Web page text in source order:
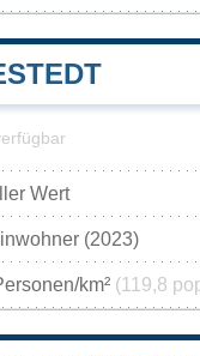
Wert
(2023)
km² (119,8